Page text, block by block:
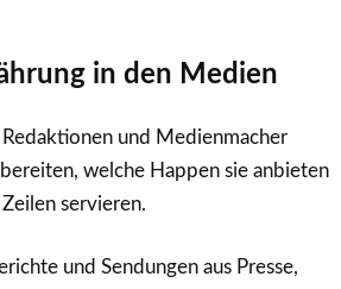
in den Medien
und Medienmacher
welche Happen sie anbieten
servieren.
und Sendungen aus Presse,